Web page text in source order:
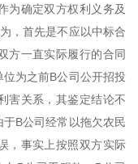
为确定双方权利义务及
，首先是不应以中标合
方一直实际履行的合同
为之前B公司公开招投
害关系，其鉴定结论不
B公司经常以拖欠农民
，事实上按照双方实际